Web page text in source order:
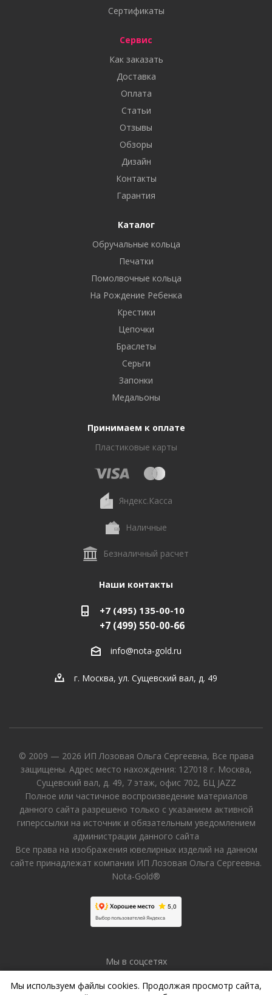
Сертификаты
Сервис
Как заказать
Доставка
Оплата
Статьи
Отзывы
Обзоры
Дизайн
Контакты
Гарантия
Каталог
Обручальные кольца
Печатки
Помолвочные кольца
На Рождение Ребенка
Крестики
Цепочки
Браслеты
Серьги
Запонки
Медальоны
Принимаем к оплате
Пластиковые карты
Яндекс.Касса
Наличные
Безналичный расчет
Наши контакты
+7 (495) 135-00-10
+7 (499) 550-00-66
info@nota-gold.ru
г. Москва, ул. Сущевский вал, д. 49
© 2009 — 2026 ИП Лозовая Ольга Сергеевна, Все права
защищены. Адрес место нахождения: 127018 г. Москва,
Сущевский вал, д. 49, 7 этаж, офис 702, БЦ JAZZ
Полное или частичное воспроизведение материалов
данного сайта разрешено только с указанием активной
гиперссылки на источник и обязательным уведомлением
администрации данного сайта
Все права на изображения ювелирных изделий на данном
сайте принадлежат компании ИП Лозовая Ольга Сергеевна.
Nota-Gold®
Мы в соцсетях
Мы используем файлы cookies. Продолжая просмотр сайта,